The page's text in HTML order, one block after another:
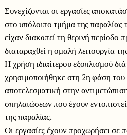
Συνεχίζονται οι εργασίες
στο υπόλοιπο τμήμα της παραλίας
είχαν διακοπεί τη θερινή περίοδο
διαταραχθεί η ομαλή λειτουργία
Η χρήση ιδιαίτερου εξοπλισμού
χρησιμοποιήθηκε στη 2η φάση του
αποτελεσματική στην
σπηλαιώσεων που έχουν
της παραλίας.
Οι εργασίες έχουν προχωρήσει σε